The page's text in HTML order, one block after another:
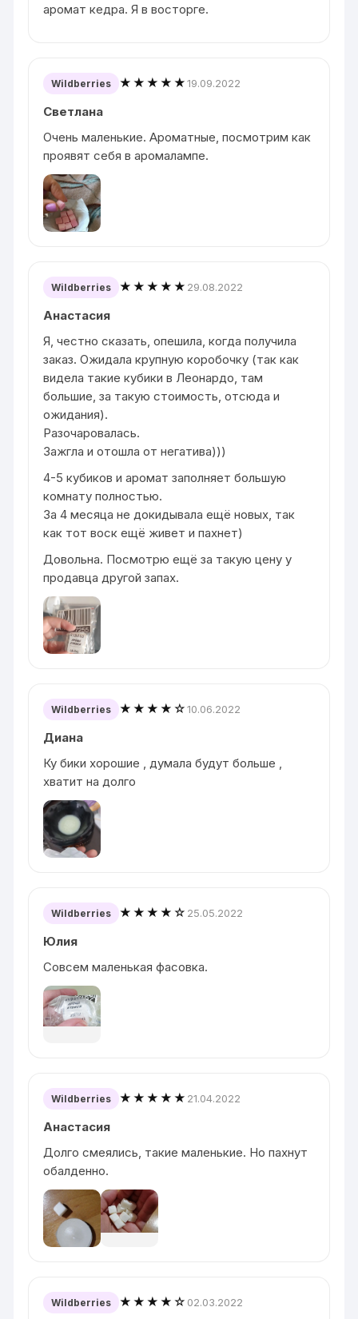
аромат кедра. Я в восторге.
Wildberries ★★★★★19.09.2022
Светлана
Очень маленькие. Ароматные, посмотрим как
проявят себя в аромалампе.
Wildberries ★★★★★ 29.08.2022
Анастасия
Я, честно сказать, опешила, когда получила
заказ. Ожидала крупную коробочку (так как
видела такие кубики в Леонардо, там
большие, за такую стоимость, отсюда и
ожидания).
Разочаровалась.
Зажгла и отошла от негатива)))
4-5 кубиков и аромат заполняет большую
комнату полностью.
За 4 месяца не докидывала ещё новых, так
как тот воск ещё живет и пахнет)
Довольна. Посмотрю ещё за такую цену у
продавца другой запах.
Wildberries ★★★★☆10.06.2022
Диана
Ку бики хорошие , думала будут больше ,
хватит на долго
Wildberries ★★★★☆ 25.05.2022
Юлия
Совсем маленькая фасовка.
Wildberries ★★★★★ 21.04.2022
Анастасия
Долго смеялись, такие маленькие. Но пахнут
обалденно.
Wildberries ★★★★☆ 02.03.2022